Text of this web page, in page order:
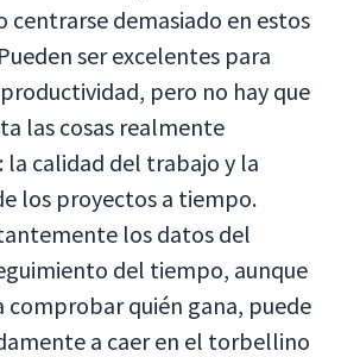
centrarse demasiado en estos
ser excelentes para
pero no hay que
las cosas realmente
calidad del trabajo y la
los proyectos a tiempo.
los datos del
del tiempo, aunque
comprobar quién gana, puede
a caer en el torbellino